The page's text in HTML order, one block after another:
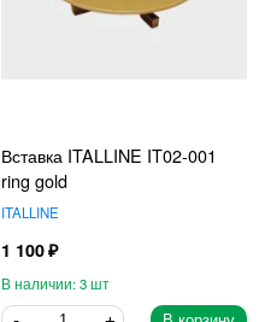
Вставка ITALLINE IT02-001
ring gold
ITALLINE
1 100
3